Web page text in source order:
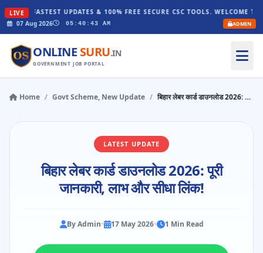
LIVEUPDATES & 100% FREE SECURE CSC TOOLS. WELCOME TO
07 Aug 2026
05:40:45 AM ADMIN
ONLINE SURU.IN
GOVERNMENT JOB PORTAL
Home / Govt Scheme, New Update / बिहार लेबर कार्ड डाउनलोड 2026: पूरी जानकारी, लाभ और सीधा लिंक!
LATEST UPDATE
बिहार लेबर कार्ड डाउनलोड 2026: पूरी
जानकारी, लाभ और सीधा लिंक!
By Admin• 17 May 2026• 1 Min Read